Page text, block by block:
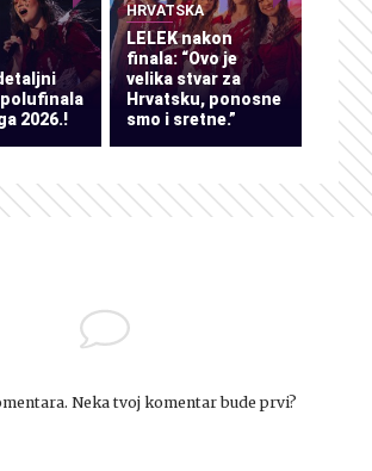
2026.!
HRVATSKA
LELEK nakon
finala: “Ovo je
velika stvar za
Hrvatsku, ponosne
smo i sretne.”
Neka tvoj komentar bude prvi?